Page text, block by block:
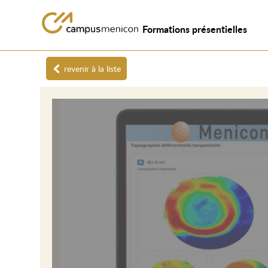
Formations présentielles
revenir à la liste